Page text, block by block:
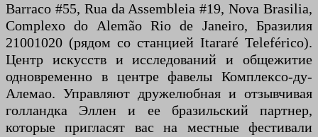
Barraco #55, Rua da Assembleia #19, Nova Brasilia,
Complexo do Alemão Rio de Janeiro, Бразилия
21001020 (рядом со станцией Itararé Teleférico).
Центр искусств и исследований и общежитие
одновременно в центре фавелы Комплексо-ду-
Алемао. Управляют дружелюбная и отзывчивая
голландка Эллен и ее бразильский партнер,
которые пригласят вас на местные фестивали